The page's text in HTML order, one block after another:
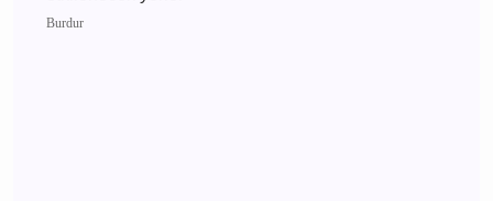
Burdur